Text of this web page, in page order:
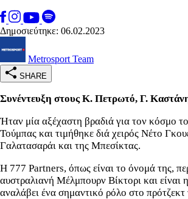
Δημοσιεύτηκε: 06.02.2023
Metrosport Team
SHARE
Συνέντευξη στους Κ. Πετρωτό, Γ.
Ήταν μία αξέχαστη βραδιά για τον κόσμο
Τούμπας και τιμήθηκε διά χειρός Νέτο
Γαλατασαράι και της Μπεσίκτας.
Η 777 Partners, όπως είναι το όνομά της,
αυστραλιανή Μέλμπουρν Βίκτορι και είναι
αναλάβει ένα σημαντικό ρόλο στο